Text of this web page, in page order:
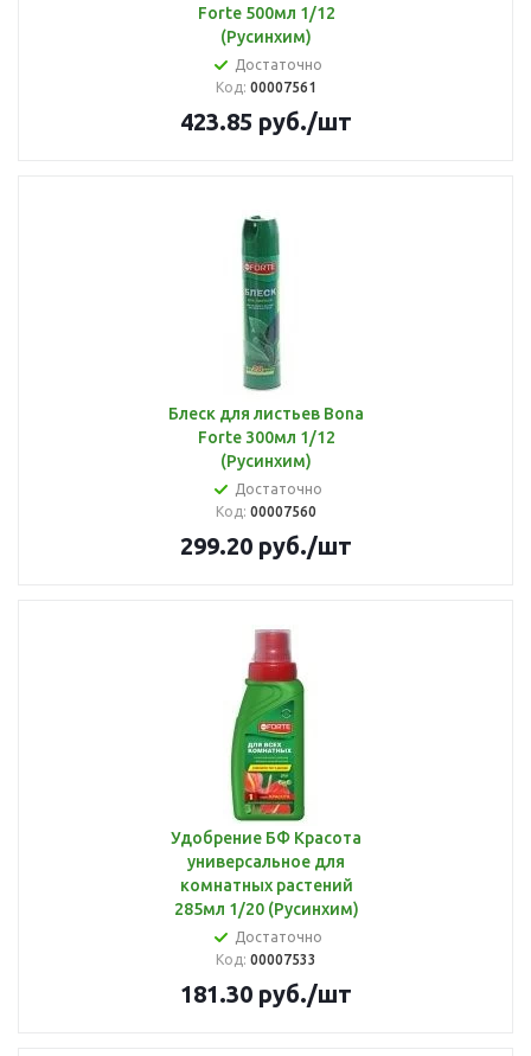
Forte 500мл 1/12
(Русинхим)
Достаточно
Код: 00007561
423.85 руб./шт
Блеск для листьев Bona
Forte 300мл 1/12
(Русинхим)
Достаточно
Код: 00007560
299.20 руб./шт
Удобрение БФ Красота
универсальное для
комнатных растений
285мл 1/20 (Русинхим)
Достаточно
Код: 00007533
181.30 руб./шт